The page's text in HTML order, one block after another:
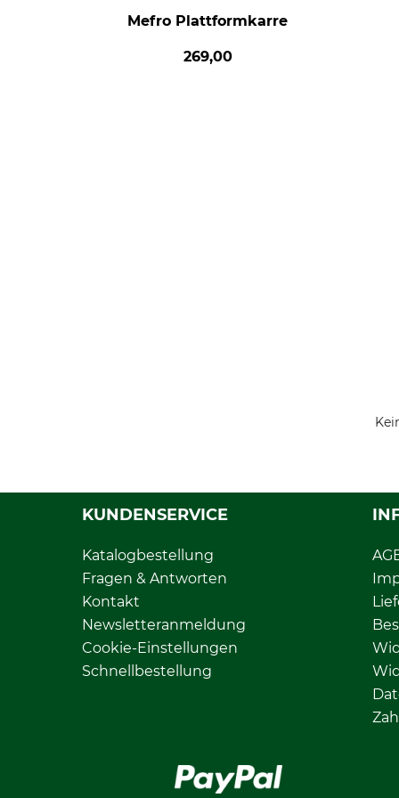
Mefro Plattformkarre
269,00
KUNDENSERVICE
Katalogbestellung
Fragen & Antworten
Kontakt
Newsletteranmeldung
Cookie-Einstellungen
Schnellbestellung